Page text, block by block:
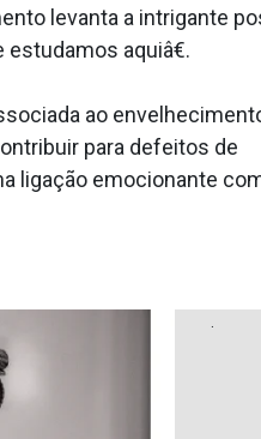
levanta a intrigante
aquiâ€.
ao
para defeitos de
ligação emocionante